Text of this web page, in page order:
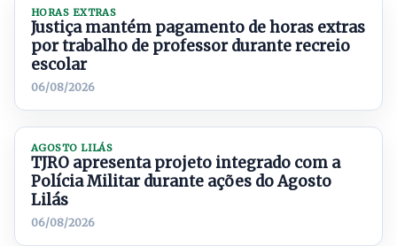
HORAS EXTRAS
Justiça mantém pagamento de horas extras
por trabalho de professor durante recreio
escolar
06/08/2026
AGOSTO LILÁS
TJRO apresenta projeto integrado com a
Polícia Militar durante ações do Agosto
Lilás
06/08/2026